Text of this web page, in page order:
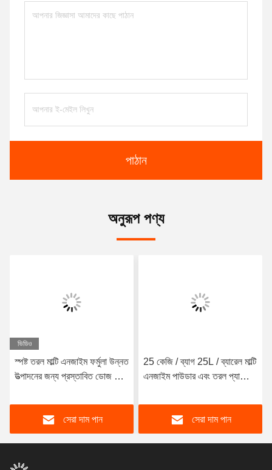
পাঠান
অনুরূপ পণ্য
ভিডিও
স্পষ্ট তরল মাল্টি এনজাইম ফর্মুলা উন্নত
উত্পাদনের জন্য প্রস্তাবিত ডোজ 1-3
সেরা দাম পান
25 কেজি / ব্যাগ 25L / ব্যারেল মাল্টি
এনজাইম পাউডার এবং তরল প্যাকেজ
সেরা দাম পান